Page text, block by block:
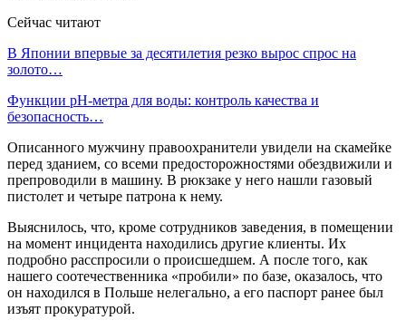
Сейчас читают
В Японии впервые за десятилетия резко вырос спрос на
золото…
Функции pH-метра для воды: контроль качества и
безопасность…
Описанного мужчину правоохранители увидели на скамейке
перед зданием, со всеми предосторожностями обездвижили и
препроводили в машину. В рюкзаке у него нашли газовый
пистолет и четыре патрона к нему.
Выяснилось, что, кроме сотрудников заведения, в помещении
на момент инцидента находились другие клиенты. Их
подробно расспросили о происшедшем. А после того, как
нашего соотечественника «пробили» по базе, оказалось, что
он находился в Польше нелегально, а его паспорт ранее был
изъят прокуратурой.